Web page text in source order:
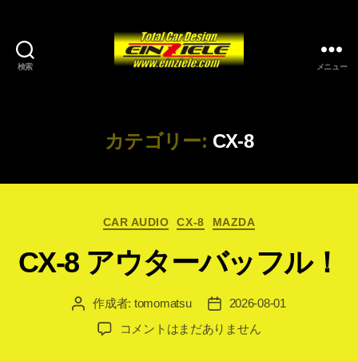
検索 メニュー
カテゴリー: CX-8
カ
CAR AUDIO CX-8 MAZDA
CX-8 アウターバッフル！
投 作成者: tomomatsu
投
稿
日
2026-08-01
CX-
コメントはまだありません